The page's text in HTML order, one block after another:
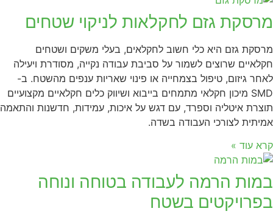
מרסקת גזם לחקלאות לניקוי שטחים
מרסקת גזם היא כלי חשוב לחקלאים, בעלי משקים ושטחים
חקלאיים שרוצים לשמור על סביבת עבודה נקייה, מסודרת ויעילה
לאחר גיזום, טיפול בצמחייה או פינוי שאריות ענפים מהשטח. ב-
SMD מיכון חקלאי מתמחים בייבוא ושיווק כלים חקלאיים מקצועיים
תוצרת איטליה וספרד, עם דגש על איכות, עמידות, חדשנות והתאמה
אמיתית לצורכי העבודה בשדה.
קרא עוד »
במות הרמה לעבודה בטוחה ונוחה
בפרויקטים בשטח